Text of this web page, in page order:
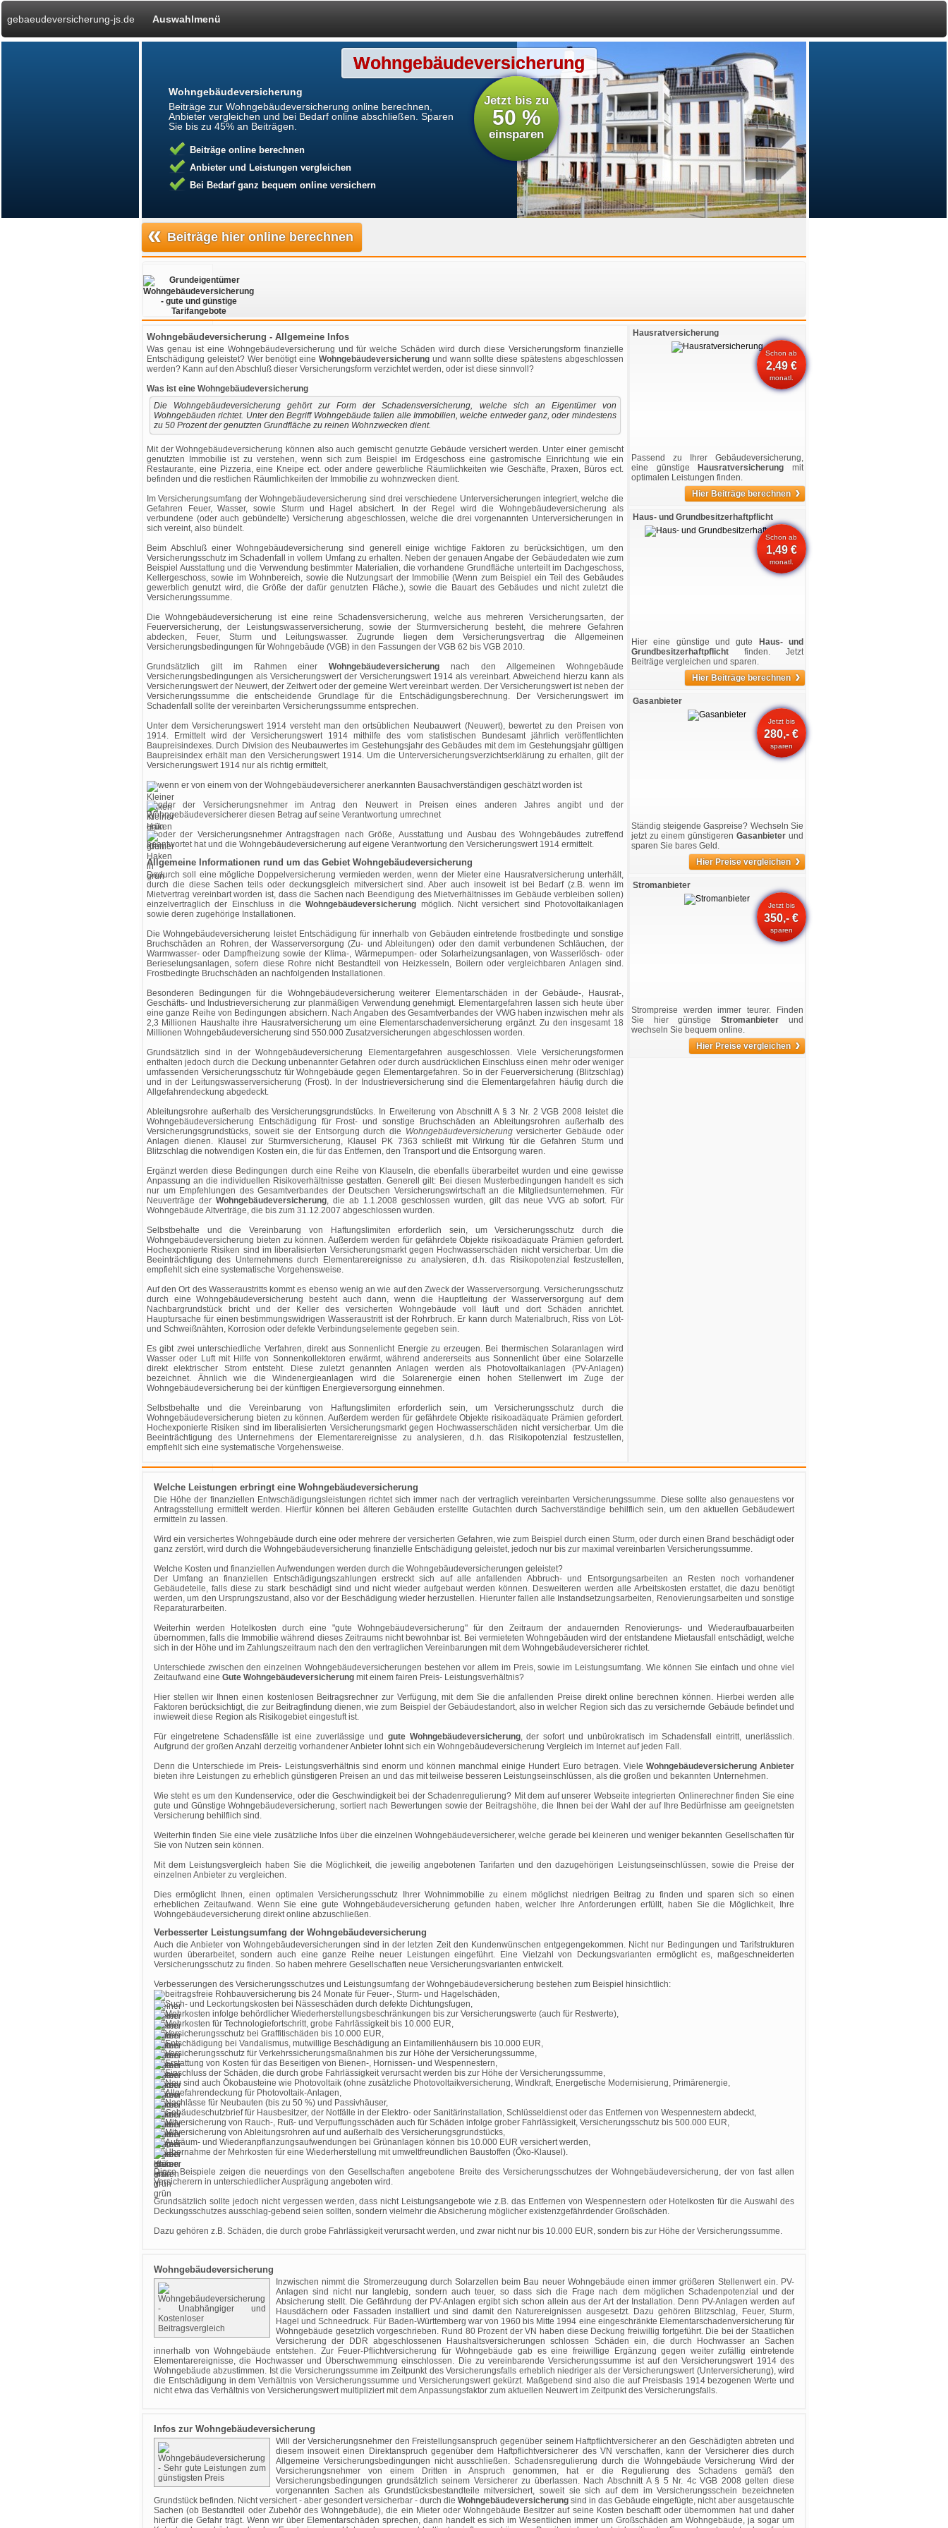
gebaeudeversicherung-js.de Auswahlmenü
Wohngebäudeversicherung
Beiträge zur Wohngebäudeversicherung online berechnen,
Anbieter vergleichen und bei Bedarf online abschließen. Sparen
Sie bis zu 45% an Beiträgen.
Beiträge online berechnen
Anbieter und Leistungen vergleichen
Bei Bedarf ganz bequem online versichern
Jetzt bis zu
50 %
einsparen
Wohngebäudeversicherung
« Beiträge hier online berechnen
Wohngebäudeversicherung - Allgemeine Infos
Was genau ist eine Wohngebäudeversicherung und für welche Schäden wird durch diese Versicherungsform finanzielle
Entschädigung geleistet? Wer benötigt eineWohngebäudeversicherung und wann sollte diese spätestens abgeschlossen
werden? Kann auf den Abschluß dieser Versicherungsform verzichtet werden, oder ist diese sinnvoll?
Was ist eine Wohngebäudeversicherung
Die Wohngebäudeversicherung gehört zur Form der Schadensversicherung, welche sich an Eigentümer von
Wohngebäuden richtet. Unter den Begriff Wohngebäude fallen alle Immobilien, welche entweder ganz, oder mindestens
zu 50 Prozent der genutzten Grundfläche zu reinen Wohnzwecken dient.
Mit der Wohngebäudeversicherung können also auch gemischt genutzte Gebäude versichert werden. Unter einer gemischt
genutzten Immobilie ist zu verstehen, wenn sich zum Beispiel im Erdgeschoss eine gastromische Einrichtung wie ein
Restaurante, eine Pizzeria, eine Kneipe ect. oder andere gewerbliche Räumlichkeiten wie Geschäfte, Praxen, Büros ect.
befinden und die restlichen Räumlichkeiten der Immobilie zu wohnzwecken dient.
Im Versicherungsumfang der Wohngebäudeversicherung sind drei verschiedene Unterversicherungen integriert, welche die
Gefahren Feuer, Wasser, sowie Sturm und Hagel absichert. In der Regel wird die Wohngebäudeversicherung als
verbundene (oder auch gebündelte) Versicherung abgeschlossen, welche die drei vorgenannten Unterversicherungen in
sich vereint, also bündelt.
Beim Abschluß einer Wohngebäudeversicherung sind generell einige wichtige Faktoren zu berücksichtigen, um den
Versicherungsschutz im Schadenfall in vollem Umfang zu erhalten. Neben der genauen Angabe der Gebäudedaten wie zum
Beispiel Ausstattung und die Verwendung bestimmter Materialien, die vorhandene Grundfläche unterteilt im Dachgeschoss,
Kellergeschoss, sowie im Wohnbereich, sowie die Nutzungsart der Immobilie (Wenn zum Beispiel ein Teil des Gebäudes
gewerblich genutzt wird, die Größe der dafür genutzten Fläche.), sowie die Bauart des Gebäudes und nicht zuletzt die
Versicherungssumme.
Die Wohngebäudeversicherung ist eine reine Schadensversicherung, welche aus mehreren Versicherungsarten, der
Feuerversicherung, der Leistungswasserversicherung, sowie der Sturmversicherung besteht, die mehrere Gefahren
abdecken, Feuer, Sturm und Leitungswasser. Zugrunde liegen dem Versicherungsvertrag die Allgemeinen
Versicherungsbedingungen für Wohngebäude (VGB) in den Fassungen der VGB 62 bis VGB 2010.
Grundsätzlich gilt im Rahmen einerWohngebäudeversicherung nach den Allgemeinen Wohngebäude
Versicherungsbedingungen als Versicherungswert der Versicherungswert 1914 als vereinbart. Abweichend hierzu kann als
Versicherungswert der Neuwert, der Zeitwert oder der gemeine Wert vereinbart werden. Der Versicherungswert ist neben der
Versicherungssumme die entscheidende Grundlage für die Entschädigungsberechnung. Der Versicherungswert im
Schadenfall sollte der vereinbarten Versicherungssumme entsprechen.
Unter dem Versicherungswert 1914 versteht man den ortsüblichen Neubauwert (Neuwert), bewertet zu den Preisen von
1914. Ermittelt wird der Versicherungswert 1914 mithilfe des vom statistischen Bundesamt jährlich veröffentlichten
Baupreisindexes. Durch Division des Neubauwertes im Gestehungsjahr des Gebäudes mit dem im Gestehungsjahr gültigen
Baupreisindex erhält man den Versicherungswert 1914. Um die Unterversicherungsverzichtserklärung zu erhalten, gilt der
Versicherungswert 1914 nur als richtig ermittelt,
wenn er von einem von der Wohngebäudeversicherer anerkannten Bausachverständigen geschätzt worden ist
oder der Versicherungsnehmer im Antrag den Neuwert in Preisen eines anderen Jahres angibt und der
Wohngebäudeversicherer diesen Betrag auf seine Verantwortung umrechnet
oder der Versicherungsnehmer Antragsfragen nach Größe, Ausstattung und Ausbau des Wohngebäudes zutreffend
beantwortet hat und die Wohngebäudeversicherung auf eigene Verantwortung den Versicherungswert 1914 ermittelt.
Allgemeine Informationen rund um das Gebiet Wohngebäudeversicherung
Dadurch soll eine mögliche Doppelversicherung vermieden werden, wenn der Mieter eine Hausratversicherung unterhält,
durch die diese Sachen teils oder deckungsgleich mitversichert sind. Aber auch insoweit ist bei Bedarf (z.B. wenn im
Mietvertrag vereinbart worden ist, dass die Sachen nach Beendigung des Mietverhältnisses im Gebäude verbleiben sollen)
einzelvertraglich der Einschluss in dieWohngebäudeversicherung möglich. Nicht versichert sind Photovoltaikanlagen
sowie deren zugehörige Installationen.
Die Wohngebäudeversicherung leistet Entschädigung für innerhalb von Gebäuden eintretende frostbedingte und sonstige
Bruchschäden an Rohren, der Wasserversorgung (Zu- und Ableitungen) oder den damit verbundenen Schläuchen, der
Warmwasser- oder Dampfheizung sowie der Klima-, Wärmepumpen- oder Solarheizungsanlagen, von Wasserlösch- oder
Berieselungsanlagen, sofern diese Rohre nicht Bestandteil von Heizkesseln, Boilern oder vergleichbaren Anlagen sind.
Frostbedingte Bruchschäden an nachfolgenden Installationen.
Besonderen Bedingungen für die Wohngebäudeversicherung weiterer Elementarschäden in der Gebäude-, Hausrat-,
Geschäfts- und Industrieversicherung zur planmäßigen Verwendung genehmigt. Elementargefahren lassen sich heute über
eine ganze Reihe von Bedingungen absichern. Nach Angaben des Gesamtverbandes der VWG haben inzwischen mehr als
2,3 Millionen Haushalte ihre Hausratversicherung um eine Elementarschadenversicherung ergänzt. Zu den insgesamt 18
Millionen Wohngebäudeversicherung sind 550.000 Zusatzversicherungen abgeschlossen worden.
Grundsätzlich sind in der Wohngebäudeversicherung Elementargefahren ausgeschlossen. Viele Versicherungsformen
enthalten jedoch durch die Deckung unbenannter Gefahren oder durch ausdrücklichen Einschluss einen mehr oder weniger
umfassenden Versicherungsschutz für Wohngebäude gegen Elementargefahren. So in der Feuerversicherung (Blitzschlag)
und in der Leitungswasserversicherung (Frost). In der Industrieversicherung sind die Elementargefahren häufig durch die
Allgefahrendeckung abgedeckt.
Ableitungsrohre außerhalb des Versicherungsgrundstücks. In Erweiterung von Abschnitt A § 3 Nr. 2 VGB 2008 leistet die
Wohngebäudeversicherung Entschädigung für Frost- und sonstige Bruchschäden an Ableitungsrohren außerhalb des
Versicherungsgrundstücks, soweit sie der Entsorgung durch die Wohngebäudeversicherungversicherter Gebäude oder
Anlagen dienen. Klausel zur Sturmversicherung, Klausel PK 7363 schließt mit Wirkung für die Gefahren Sturm und
Blitzschlag die notwendigen Kosten ein, die für das Entfernen, den Transport und die Entsorgung waren.
Ergänzt werden diese Bedingungen durch eine Reihe von Klauseln, die ebenfalls überarbeitet wurden und eine gewisse
Anpassung an die individuellen Risikoverhältnisse gestatten. Generell gilt: Bei diesen Musterbedingungen handelt es sich
nur um Empfehlungen des Gesamtverbandes der Deutschen Versicherungswirtschaft an die Mitgliedsunternehmen. Für
Neuverträge der Wohngebäudeversicherung, die ab 1.1.2008 geschlossen wurden, gilt das neue VVG ab sofort. Für
Wohngebäude Altverträge, die bis zum 31.12.2007 abgeschlossen wurden.
Selbstbehalte und die Vereinbarung von Haftungslimiten erforderlich sein, um Versicherungsschutz durch die
Wohngebäudeversicherung bieten zu können. Außerdem werden für gefährdete Objekte risikoadäquate Prämien gefordert.
Hochexponierte Risiken sind im liberalisierten Versicherungsmarkt gegen Hochwasserschäden nicht versicherbar. Um die
Beeinträchtigung des Unternehmens durch Elementarereignisse zu analysieren, d.h. das Risikopotenzial festzustellen,
empfiehlt sich eine systematische Vorgehensweise.
Auf den Ort des Wasseraustritts kommt es ebenso wenig an wie auf den Zweck der Wasserversorgung. Versicherungsschutz
durch eine Wohngebäudeversicherung besteht auch dann, wenn die Hauptleitung der Wasserversorgung auf dem
Nachbargrundstück bricht und der Keller des versicherten Wohngebäude voll läuft und dort Schäden anrichtet.
Hauptursache für einen bestimmungswidrigen Wasseraustritt ist der Rohrbruch. Er kann durch Materialbruch, Riss von Löt-
und Schweißnähten, Korrosion oder defekte Verbindungselemente gegeben sein.
Es gibt zwei unterschiedliche Verfahren, direkt aus Sonnenlicht Energie zu erzeugen. Bei thermischen Solaranlagen wird
Wasser oder Luft mit Hilfe von Sonnenkollektoren erwärmt, während andererseits aus Sonnenlicht über eine Solarzelle
direkt elektrischer Strom entsteht. Diese zuletzt genannten Anlagen werden als Photovoltaikanlagen (PV-Anlagen)
bezeichnet. Ähnlich wie die Windenergieanlagen wird die Solarenergie einen hohen Stellenwert im Zuge der
Wohngebäudeversicherung bei der künftigen Energieversorgung einnehmen.
Selbstbehalte und die Vereinbarung von Haftungslimiten erforderlich sein, um Versicherungsschutz durch die
Wohngebäudeversicherung bieten zu können. Außerdem werden für gefährdete Objekte risikoadäquate Prämien gefordert.
Hochexponierte Risiken sind im liberalisierten Versicherungsmarkt gegen Hochwasserschäden nicht versicherbar. Um die
Beeinträchtigung des Unternehmens der Elementarereignisse zu analysieren, d.h. das Risikopotenzial festzustellen,
empfiehlt sich eine systematische Vorgehensweise.
Hausratversicherung
Schon ab
2,49 €
monatl.
Passend zu Ihrer Gebäudeversicherung,
eine günstige
Hausratversicherung mit
optimalen Leistungen finden.
Hier Beiträge berechnen ›
Haus- und Grundbesitzerhaftpflicht
Schon ab
1,49 €
monatl.
Hier eine günstige und gute
Haus- und
Grundbesitzerhaftpflichtfinden. Jetzt
Beiträge vergleichen und sparen.
Hier Beiträge berechnen ›
Gasanbieter
Jetzt bis
280,- €
sparen
Ständig steigende Gaspreise? Wechseln Sie
jetzt zu einem günstigerenGasanbieter und
sparen Sie bares Geld.
Hier Preise vergleichen ›
Stromanbieter
Jetzt bis
350,- €
sparen
Strompreise werden immer teurer. Finden
Sie hier günstigeStromanbieter und
wechseln Sie bequem online.
Hier Preise vergleichen ›
Welche Leistungen erbringt eine Wohngebäudeversicherung
Die Höhe der finanziellen Entwschädigungsleistungen richtet sich immer nach der vertraglich vereinbarten Versicherungssumme. Diese sollte also genauestens vor
Antragsstellung ermittelt werden. Hierfür können bei älteren Gebäuden erstellte Gutachten durch Sachverständige behilflich sein, um den aktuellen Gebäudewert
ermitteln zu lassen.
Wird ein versichertes Wohngebäude durch eine oder mehrere der versicherten Gefahren, wie zum Beispiel durch einen Sturm, oder durch einen Brand beschädigt oder
ganz zerstört, wird durch die Wohngebäudeversicherung finanzielle Entschädigung geleistet, jedoch nur bis zur maximal vereinbarten Versicherungssumme.
Welche Kosten und finanziellen Aufwendungen werden durch die Wohngebäudeversicherungen geleistet?
Der Umfang an finanziellen Entschädigungszahlungen erstreckt sich auf alle anfallenden Abbruch- und Entsorgungsarbeiten an Resten noch vorhandener
Gebäudeteile, falls diese zu stark beschädigt sind und nicht wieder aufgebaut werden können. Desweiteren werden alle Arbeitskosten erstattet, die dazu benötigt
werden, um den Ursprungszustand, also vor der Beschädigung wieder herzustellen. Hierunter fallen alle Instandsetzungsarbeiten, Renovierungsarbeiten und sonstige
Reparaturarbeiten.
Weiterhin werden Hotelkosten durch eine "gute Wohngebäudeversicherung" für den Zeitraum der andauernden Renovierungs- und Wiederaufbauarbeiten
übernommen, falls die Immobilie während dieses Zeitraums nicht bewohnbar ist. Bei vermieteten Wohngebäuden wird der entstandene Mietausfall entschädigt, welche
sich in der Höhe und im Zahlungszeitraum nach den den vertraglichen Vereinbarungen mit dem Wohngebäudeversicherer richtet.
Unterschiede zwischen den einzelnen Wohngebäudeversicherungen bestehen vor allem im Preis, sowie im Leistungsumfang. Wie können Sie einfach und ohne viel
Zeitaufwand eine Gute Wohngebäudeversicherung mit einem fairen Preis- Leistungsverhältnis?
Hier stellen wir Ihnen einen kostenlosen Beitragsrechner zur Verfügung, mit dem Sie die anfallenden Preise direkt online berechnen können. Hierbei werden alle
Faktoren berücksichtigt, die zur Beitragfindung dienen, wie zum Beispiel der Gebäudestandort, also in welcher Region sich das zu versichernde Gebäude befindet und
inwieweit diese Region als Risikogebiet eingestuft ist.
Für eingetretene Schadensfälle ist eine zuverlässige und gute Wohngebäudeversicherung, der sofort und unbürokratisch im Schadensfall eintritt, unerlässlich.
Aufgrund der großen Anzahl derzeitig vorhandener Anbieter lohnt sich ein Wohngebäudeversicherung Vergleich im Internet auf jeden Fall.
Denn die Unterschiede im Preis- Leistungsverhältnis sind enorm und können manchmal einige Hundert Euro betragen. Viele Wohngebäudeversicherung Anbieter
bieten ihre Leistungen zu erheblich günstigeren Preisen an und das mit teilweise besseren Leistungseinschlüssen, als die großen und bekannten Unternehmen.
Wie steht es um den Kundenservice, oder die Geschwindigkeit bei der Schadenregulierung? Mit dem auf unserer Webseite integrierten Onlinerechner finden Sie eine
gute und Günstige Wohngebäudeversicherung, sortiert nach Bewertungen sowie der Beitragshöhe, die Ihnen bei der Wahl der auf Ihre Bedürfnisse am geeignetsten
Versicherung behilflich sind.
Weiterhin finden Sie eine viele zusätzliche Infos über die einzelnen Wohngebäudeversicherer, welche gerade bei kleineren und weniger bekannten Gesellschaften für
Sie von Nutzen sein können.
Mit dem Leistungsvergleich haben Sie die Möglichkeit, die jeweilig angebotenen Tarifarten und den dazugehörigen Leistungseinschlüssen, sowie die Preise der
einzelnen Anbieter zu vergleichen.
Dies ermöglicht Ihnen, einen optimalen Versicherungsschutz Ihrer Wohnimmobilie zu einem möglichst niedrigen Beitrag zu finden und sparen sich so einen
erheblichen Zeitaufwand. Wenn Sie eine gute Wohngebäudeversicherung gefunden haben, welcher Ihre Anforderungen erfüllt, haben Sie die Möglichkeit, Ihre
Wohngebäudeversicherung direkt online abzuschließen.
Verbesserter Leistungsumfang der Wohngebäudeversicherung
Auch die Anbieter von Wohngebäudeversicherungen sind in der letzten Zeit den Kundenwünschen entgegengekommen. Nicht nur Bedingungen und Tarifstrukturen
wurden überarbeitet, sondern auch eine ganze Reihe neuer Leistungen eingeführt. Eine Vielzahl von Deckungsvarianten ermöglicht es, maßgeschneiderten
Versicherungsschutz zu finden. So haben mehrere Gesellschaften neue Versicherungsvarianten entwickelt.
Verbesserungen des Versicherungsschutzes und Leistungsumfang der Wohngebäudeversicherung bestehen zum Beispiel hinsichtlich:
beitragsfreie Rohbauversicherung bis 24 Monate für Feuer-, Sturm- und Hagelschäden,
Such- und Leckortungskosten bei Nässeschäden durch defekte Dichtungsfugen,
Mehrkosten infolge behördlicher Wiederherstellungsbeschränkungen bis zur Versicherungswerte (auch für Restwerte),
Mehrkosten für Technologiefortschritt, grobe Fahrlässigkeit bis 10.000 EUR,
Versicherungsschutz bei Graffitischäden bis 10.000 EUR,
Entschädigung bei Vandalismus, mutwillige Beschädigung an Einfamilienhäusern bis 10.000 EUR,
Versicherungsschutz für Verkehrssicherungsmaßnahmen bis zur Höhe der Versicherungssumme,
Erstattung von Kosten für das Beseitigen von Bienen-, Hornissen- und Wespennestern,
Einschluss der Schäden, die durch grobe Fahrlässigkeit verursacht werden bis zur Höhe der Versicherungssumme,
Neu sind auch Ökobausteine wie Photovoltaik (ohne zusätzliche Photovoltaikversicherung, Windkraft, Energetische Modernisierung, Primärenergie,
Allgefahrendeckung für Photovoltaik-Anlagen,
Nachlässe für Neubauten (bis zu 50 %) und Passivhäuser,
Gebäudeschutzbrief für Hausbesitzer, der Notfälle in der Elektro- oder Sanitärinstallation, Schlüsseldienst oder das Entfernen von Wespennestern abdeckt,
Mitversicherung von Rauch-, Ruß- und Verpuffungsschäden auch für Schäden infolge grober Fahrlässigkeit, Versicherungsschutz bis 500.000 EUR,
Mitversicherung von Ableitungsrohren auf und außerhalb des Versicherungsgrundstücks,
Aufräum- und Wiederanpflanzungsaufwendungen bei Grünanlagen können bis 10.000 EUR versichert werden,
Übernahme der Mehrkosten für eine Wiederherstellung mit umweltfreundlichen Baustoffen (Öko-Klausel).
Diese Beispiele zeigen die neuerdings von den Gesellschaften angebotene Breite des Versicherungsschutzes der Wohngebäudeversicherung, der von fast allen
Versicherern in unterschiedlicher Ausprägung angeboten wird.
Grundsätzlich sollte jedoch nicht vergessen werden, dass nicht Leistungsangebote wie z.B. das Entfernen von Wespennestern oder Hotelkosten für die Auswahl des
Deckungsschutzes ausschlag-gebend seien sollten, sondern vielmehr die Absicherung möglicher existenzgefährdender Großschäden.
Dazu gehören z.B. Schäden, die durch grobe Fahrlässigkeit verursacht werden, und zwar nicht nur bis 10.000 EUR, sondern bis zur Höhe der Versicherungssumme.
Wohngebäudeversicherung
Inzwischen nimmt die Stromerzeugung durch Solarzellen beim Bau neuer Wohngebäude einen immer größeren Stellenwert ein. PV-
Anlagen sind nicht nur langlebig, sondern auch teuer, so dass sich die Frage nach dem möglichen Schadenpotenzial und der
Absicherung stellt. Die Gefährdung der PV-Anlagen ergibt sich schon allein aus der Art der Installation. Denn PV-Anlagen werden auf
Hausdächern oder Fassaden installiert und sind damit den Naturereignissen ausgesetzt. Dazu gehören Blitzschlag, Feuer, Sturm,
Hagel und Schneedruck. Für Baden-Württemberg war von 1960 bis Mitte 1994 eine eingeschränkte Elementarschadenversicherung für
Wohngebäude gesetzlich vorgeschrieben. Rund 80 Prozent der VN haben diese Deckung freiwillig fortgeführt. Die bei der Staatlichen
Versicherung der DDR abgeschlossenen Haushaltsversicherungen schlossen Schäden ein, die durch Hochwasser an Sachen
innerhalb von Wohngebäude entstehen. Zur Feuer-Pflichtversicherung für Wohngebäude gab es eine freiwillige Ergänzung gegen weiter zufällig eintretende
Elementarereignisse, die Hochwasser und Überschwemmung einschlossen. Die zu vereinbarende Versicherungssumme ist auf den Versicherungswert 1914 des
Wohngebäude abzustimmen. Ist die Versicherungssumme im Zeitpunkt des Versicherungsfalls erheblich niedriger als der Versicherungswert (Unterversicherung), wird
die Entschädigung in dem Verhältnis von Versicherungssumme und Versicherungswert gekürzt. Maßgebend sind also die auf Preisbasis 1914 bezogenen Werte und
nicht etwa das Verhältnis von Versicherungswert multipliziert mit dem Anpassungsfaktor zum aktuellen Neuwert im Zeitpunkt des Versicherungsfalls.
Infos zur Wohngebäudeversicherung
Will der Versicherungsnehmer den Freistellungsanspruch gegenüber seinem Haftpflichtversicherer an den Geschädigten abtreten und
diesem insoweit einen Direktanspruch gegenüber dem Haftpflichtversicherer des VN verschaffen, kann der Versicherer dies durch
Allgemeine Versicherungsbedingungen nicht ausschließen. Schadensregulierung durch die Wohngebäude Versicherung Wird der
Versicherungsnehmer von einem Dritten in Anspruch genommen, hat er die Regulierung des Schadens gemäß den
Versicherungsbedingungen grundsätzlich seinem Versicherer zu überlassen. Nach Abschnitt A § 5 Nr. 4c VGB 2008 gelten diese
vorgenannten Sachen als Grundstücksbestandteile mitversichert, soweit sie sich auf dem im Versicherungsschein bezeichneten
Grundstück befinden. Nicht versichert - aber gesondert versicherbar - durch die Wohngebäudeversicherung sind in das Gebäude eingefügte, nicht aber ausgetauschte
Sachen (ob Bestandteil oder Zubehör des Wohngebäude), die ein Mieter oder Wohngebäude Besitzer auf seine Kosten beschafft oder übernommen hat und daher
hierfür die Gefahr trägt. Wenn wir über Elementarschäden sprechen, dann handelt es sich im Wesentlichen immer um Großschäden am Wohngebäude, ja sogar um